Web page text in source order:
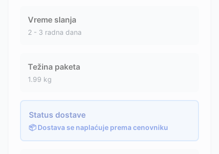
Vreme slanja
2 - 3 radna dana
Težina paketa
1.99 kg
Status dostave
📦 Dostava se naplaćuje prema cenovniku